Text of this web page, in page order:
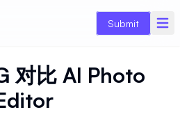
Submit
对比 AI Photo